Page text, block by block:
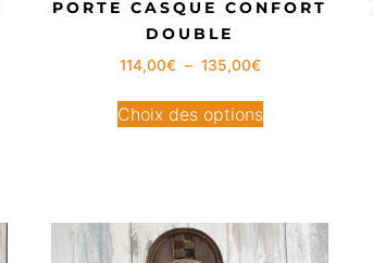
PORTE CASQUE CONFORT
DOUBLE
114,00€ – 135,00€
Choix des options